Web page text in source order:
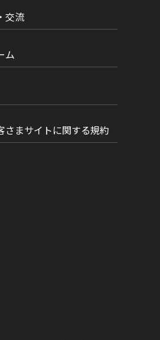
交流
ム
さまサイトに関する規約